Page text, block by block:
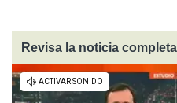
Revisa la noticia